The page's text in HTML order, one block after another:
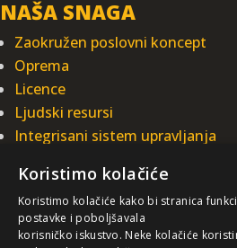
NAŠA SNAGA
Zaokružen poslovni koncept
Oprema
Licence
Ljudski resursi
Integrisani sistem upravljanja
INTEGRAL
Omladinska 44, 78250 Laktaši
+387 (0)51 337 401
Koristimo kolačiće
Koristimo kolačiće kako bi stranica
postavke i poboljšavala
korisničko iskustvo. Neke kolačiće